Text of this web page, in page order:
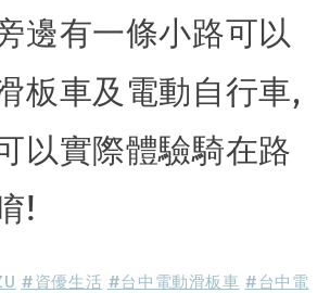
邊有一條小路可以
板車及電動自行車,
以實際體驗騎在路
!
#資優生活 #台中電動滑板車 #台中電